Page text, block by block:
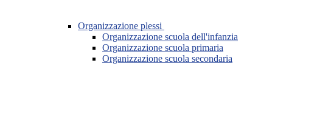
Organizzazione plessi
Organizzazione scuola dell'infanzia
Organizzazione scuola primaria
Organizzazione scuola secondaria